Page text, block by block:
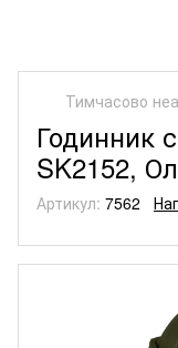
Тимчасово
Годинник
SK2152,
Артикул: 7562